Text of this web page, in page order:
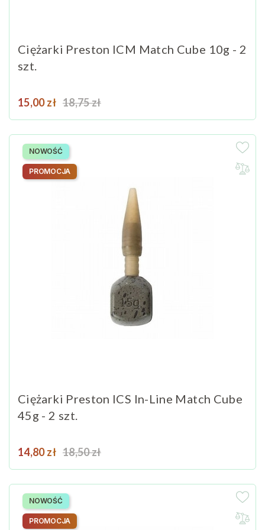
Ciężarki Preston ICM Match Cube 10g - 2
szt.
Cena
15,00 zł Cena podstawowa
18,75 zł
Ciężarki Preston ICS In-Line Match Cube
45g - 2 szt.
Cena
14,80 zł Cena podstawowa
18,50 zł
NOWOŚĆ
PROMOCJA
NOWOŚĆ
PROMOCJA